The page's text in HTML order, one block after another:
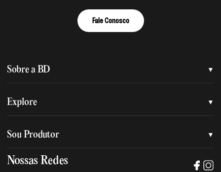
Fale Conosco
Sobre a BD
Quem somos
Política de privacidade
Explore
Assessoria de imprensa
Trabalhe na BD
Sou Produtor
Manual de mídia e da marca BD
Nossas Redes